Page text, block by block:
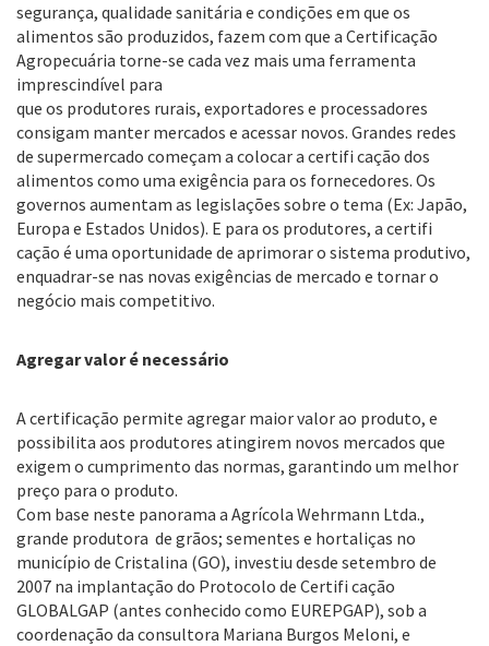
segurança, qualidade sanitária e condições em que os
alimentos são produzidos, fazem com que a Certificação
Agropecuária torne-se cada vez mais uma ferramenta
imprescindível para
que os produtores rurais, exportadores e processadores
consigam manter mercados e acessar novos. Grandes redes
de supermercado começam a colocar a certifi cação dos
alimentos como uma exigência para os fornecedores. Os
governos aumentam as legislações sobre o tema (Ex: Japão,
Europa e Estados Unidos). E para os produtores, a certifi
cação é uma oportunidade de aprimorar o sistema produtivo,
enquadrar-se nas novas exigências de mercado e tornar o
negócio mais competitivo.
Agregar valor é necessário
A certificação permite agregar maior valor ao produto, e
possibilita aos produtores atingirem novos mercados que
exigem o cumprimento das normas, garantindo um melhor
preço para o produto.
Com base neste panorama a Agrícola Wehrmann Ltda.,
grande produtora de grãos; sementes e hortaliças no
município de Cristalina (GO), investiu desde setembro de
2007 na implantação do Protocolo de Certifi cação
GLOBALGAP (antes conhecido como EUREPGAP), sob a
coordenação da consultora Mariana Burgos Meloni, e